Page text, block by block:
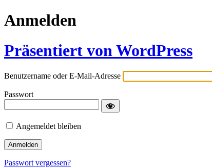
Anmelden
Präsentiert von WordPress
Benutzername oder E-Mail-Adresse
Passwort
Angemeldet bleiben
Passwort vergessen?